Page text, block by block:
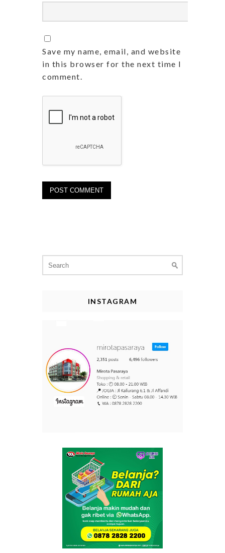
Save my name, email, and website
in this browser for the next time I
comment.
for:
INSTAGRAM